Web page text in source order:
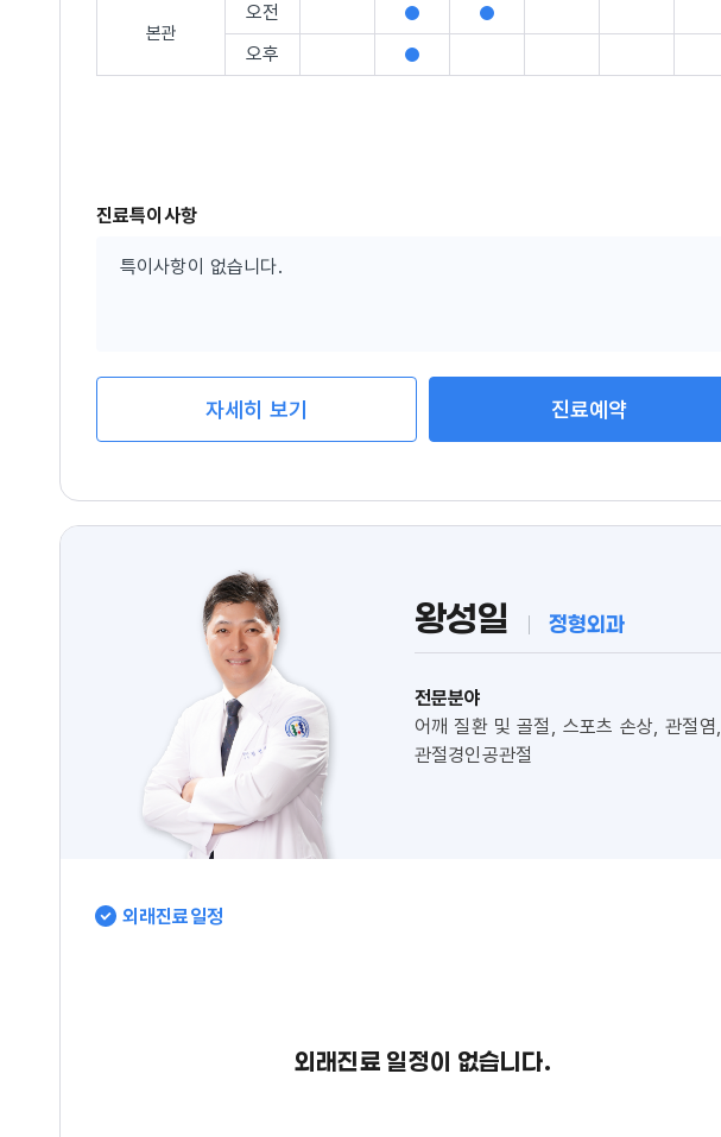
본관
오전
진
료
가
진
가
오후
진
진료특이사항
특이사항이 없습니다.
자세히 보기 진료예약
왕성일 정형외과
전문분야
어깨 질환 및 골절, 스포츠 손상, 관절염,
관절경인공관절
외래진료일정
외래진료 일정이 없습니다.